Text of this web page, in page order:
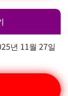
년 11월 27일